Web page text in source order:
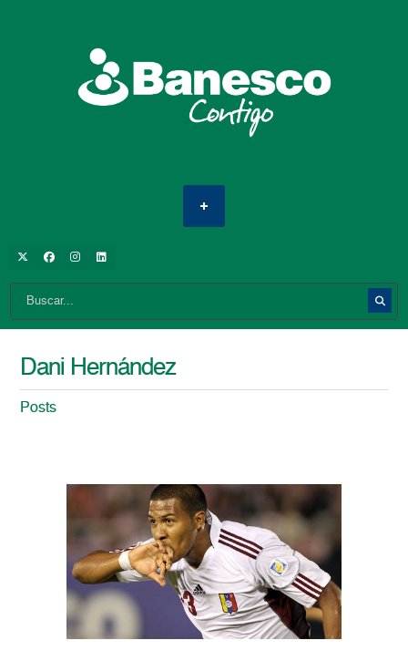
Dani Hernández
Posts